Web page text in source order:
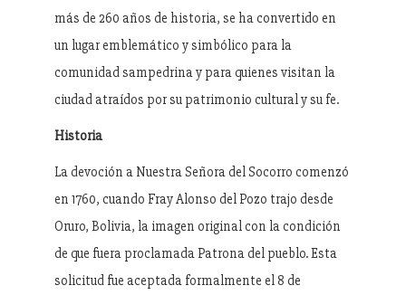
más de 260 años de historia, se ha convertido en
un lugar emblemático y simbólico para la
comunidad sampedrina y para quienes visitan la
ciudad atraídos por su patrimonio cultural y su fe.
Historia
La devoción a Nuestra Señora del Socorro comenzó
en 1760, cuando Fray Alonso del Pozo trajo desde
Oruro, Bolivia, la imagen original con la condición
de que fuera proclamada Patrona del pueblo. Esta
solicitud fue aceptada formalmente el 8 de